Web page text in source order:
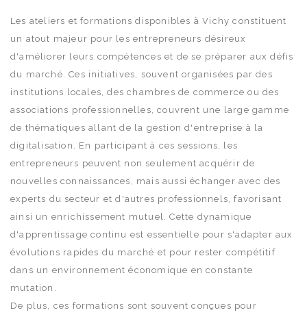
Les ateliers et formations disponibles à Vichy constituent
un atout majeur pour les entrepreneurs désireux
d'améliorer leurs compétences et de se préparer aux défis
du marché. Ces initiatives, souvent organisées par des
institutions locales, des chambres de commerce ou des
associations professionnelles, couvrent une large gamme
de thématiques allant de la gestion d'entreprise à la
digitalisation. En participant à ces sessions, les
entrepreneurs peuvent non seulement acquérir de
nouvelles connaissances, mais aussi échanger avec des
experts du secteur et d'autres professionnels, favorisant
ainsi un enrichissement mutuel. Cette dynamique
d'apprentissage continu est essentielle pour s'adapter aux
évolutions rapides du marché et pour rester compétitif
dans un environnement économique en constante
mutation.
De plus, ces formations sont souvent conçues pour